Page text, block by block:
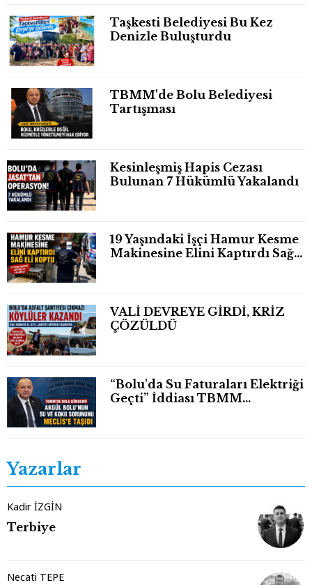
Taşkesti Belediyesi Bu Kez
Denizle Buluşturdu
TBMM'de Bolu Belediyesi
Tartışması
Kesinleşmiş Hapis Cezası
Bulunan 7 Hükümlü Yakalandı
19 Yaşındaki İşçi Hamur Kesme
Makinesine Elini Kaptırdı Sağ
VALİ DEVREYE GİRDİ, KRİZ
ÇÖZÜLDÜ
“Bolu'da Su Faturaları Elektriği
Geçti” İddiası TBMM
Yazarlar
Kadir İZGİN
Terbiye
Necati TEPE